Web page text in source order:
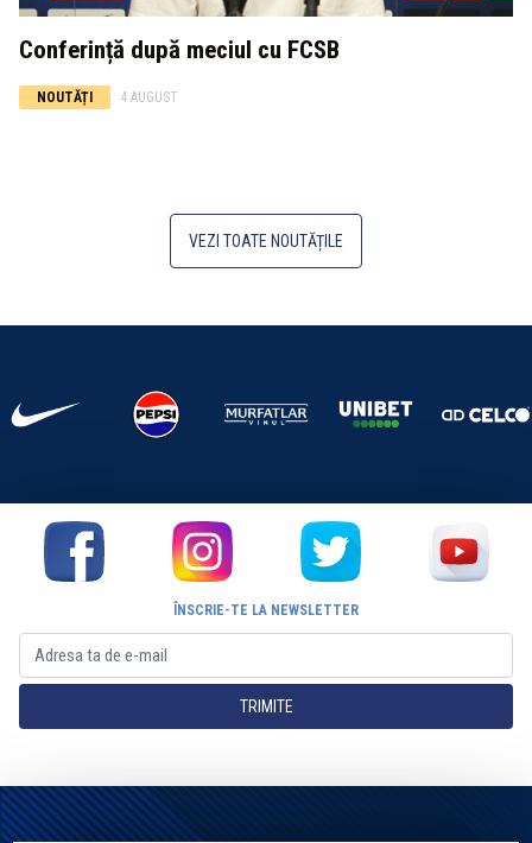
Conferință după meciul cu FCSB
NOUTĂȚI 4 AUGUST
VEZI TOATE NOUTĂȚILE
ÎNSCRIE-TE LA NEWSLETTER
TRIMITE